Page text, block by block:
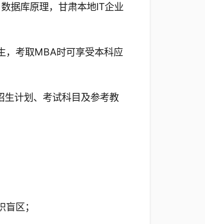
据库原理，甘肃本地IT企业
，考取MBA时可享受本科应
生计划、考试科目及参考教
区；